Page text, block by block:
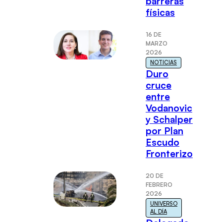
físicas
16 DE
MARZO
2026
NOTICIAS
Duro
cruce
entre
Vodanovic
y Schalper
por Plan
Escudo
Fronterizo
20 DE
FEBRERO
2026
UNIVERSO
AL DÍA